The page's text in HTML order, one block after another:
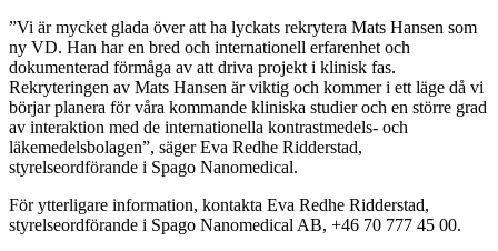
”Vi är mycket glada över att ha lyckats rekrytera Mats Hansen som
ny VD. Han har en bred och internationell erfarenhet och
dokumenterad förmåga av att driva projekt i klinisk fas.
Rekryteringen av Mats Hansen är viktig och kommer i ett läge då vi
börjar planera för våra kommande kliniska studier och en större grad
av interaktion med de internationella kontrastmedels- och
läkemedelsbolagen”, säger Eva Redhe Ridderstad,
styrelseordförande i Spago Nanomedical.
För ytterligare information, kontakta Eva Redhe Ridderstad,
styrelseordförande i Spago Nanomedical AB, +46 70 777 45 00.